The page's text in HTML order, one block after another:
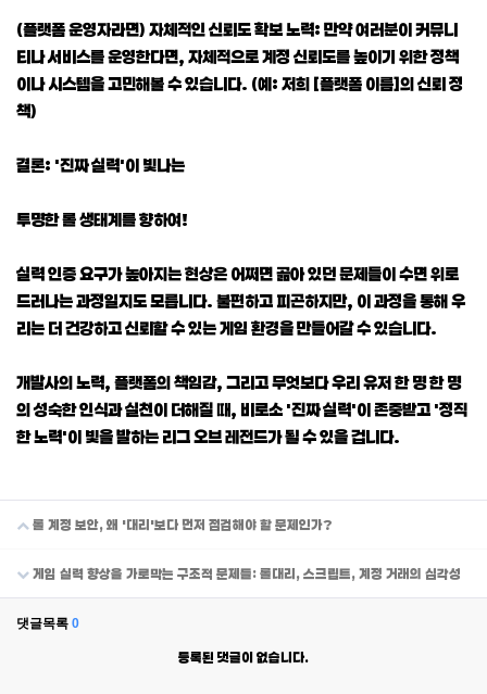
(플랫폼 운영자라면) 자체적인 신뢰도 확보 노력: 만약 여러분이 커뮤니
티나 서비스를 운영한다면, 자체적으로 계정 신뢰도를 높이기 위한 정책
이나 시스템을 고민해볼 수 있습니다. (예: 저희 [플랫폼 이름]의 신뢰 정
책)
결론: '진짜 실력'이 빛나는
투명한 롤 생태계를 향하여!
실력 인증 요구가 높아지는 현상은 어쩌면 곪아 있던 문제들이 수면 위로
드러나는 과정일지도 모릅니다. 불편하고 피곤하지만, 이 과정을 통해 우
리는 더 건강하고 신뢰할 수 있는 게임 환경을 만들어갈 수 있습니다.
개발사의 노력, 플랫폼의 책임감, 그리고 무엇보다 우리 유저 한 명 한 명
의 성숙한 인식과 실천이 더해질 때, 비로소 '진짜 실력'이 존중받고 '정직
한 노력'이 빛을 발하는 리그 오브 레전드가 될 수 있을 겁니다.
롤 계정 보안, 왜 '대리'보다 먼저 점검해야 할 문제인가?
게임 실력 향상을 가로막는 구조적 문제들: 롤대리, 스크립트, 계정 거래의 심각성
댓글목록 0
등록된 댓글이 없습니다.